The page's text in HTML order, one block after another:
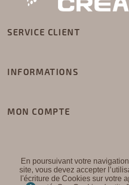
SERVICE CLIENT
INFORMATIONS
MON COMPTE
En poursuivant votre
site, vous devez accepter
l'écriture de Cookies sur votre